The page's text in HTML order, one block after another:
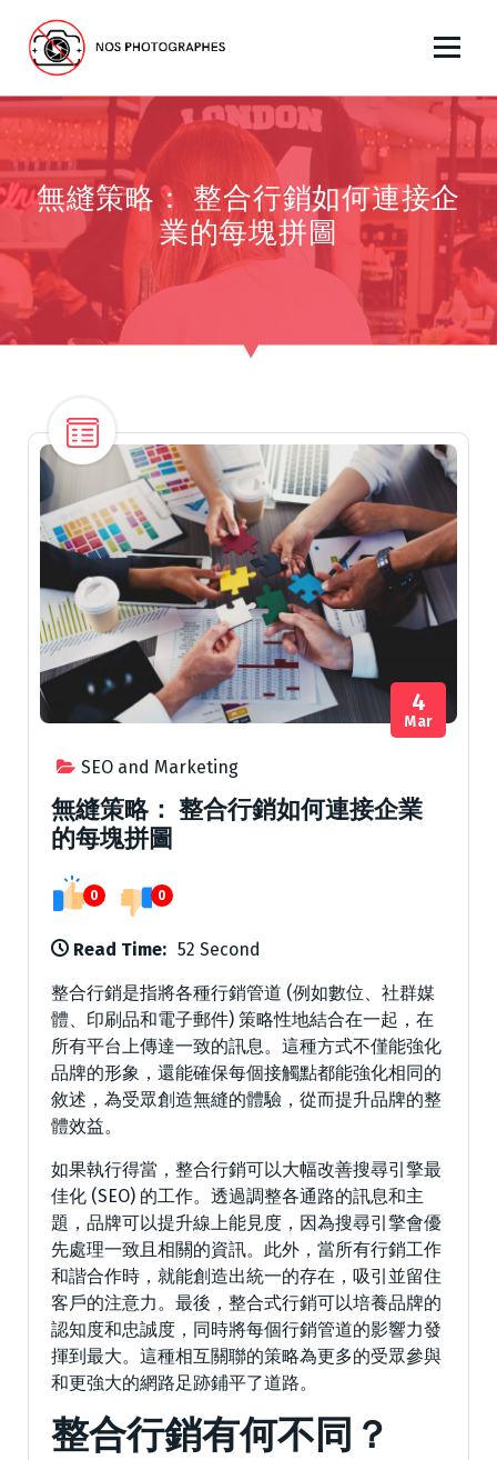
p
t
c
o
t
n
t
無縫策略： 整合行銷如何連接企
業的每塊拼圖
SEO and Marketing
4
Mar
無縫策略： 整合行銷如何連接企業
的每塊拼圖
0 0
Read Time: 52 Second
整合行銷是指將各種行銷管道 (例如數位、社群媒
體、印刷品和電子郵件) 策略性地結合在一起，在
所有平台上傳達一致的訊息。這種方式不僅能強化
品牌的形象，還能確保每個接觸點都能強化相同的
敘述，為受眾創造無縫的體驗，從而提升品牌的整
體效益。
如果執行得當，整合行銷可以大幅改善搜尋引擎最
佳化 (SEO) 的工作。透過調整各通路的訊息和主
題，品牌可以提升線上能見度，因為搜尋引擎會優
先處理一致且相關的資訊。此外，當所有行銷工作
和諧合作時，就能創造出統一的存在，吸引並留住
客戶的注意力。最後，整合式行銷可以培養品牌的
認知度和忠誠度，同時將每個行銷管道的影響力發
揮到最大。這種相互關聯的策略為更多的受眾參與
和更強大的網路足跡鋪平了道路。
整合行銷有何不同？